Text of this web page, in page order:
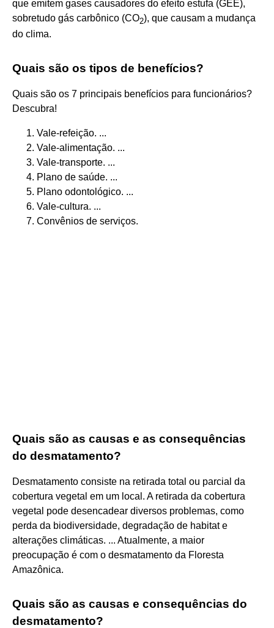
que emitem gases causadores do efeito estufa (GEE),
sobretudo gás carbônico (CO2), que causam a mudança
do clima.
Quais são os tipos de benefícios?
Quais são os 7 principais benefícios para funcionários?
Descubra!
Vale-refeição. ...
Vale-alimentação. ...
Vale-transporte. ...
Plano de saúde. ...
Plano odontológico. ...
Vale-cultura. ...
Convênios de serviços.
Quais são as causas e as consequências
do desmatamento?
Desmatamento consiste na retirada total ou parcial da
cobertura vegetal em um local. A retirada da cobertura
vegetal pode desencadear diversos problemas, como
perda da biodiversidade, degradação de habitat e
alterações climáticas. ... Atualmente, a maior
preocupação é com o desmatamento da Floresta
Amazônica.
Quais são as causas e consequências do
desmatamento?